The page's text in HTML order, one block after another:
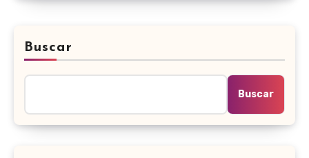
Buscar
Buscar